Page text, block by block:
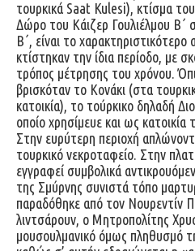
τουρκικά Saat Kulesi), κτίσμα
Δώρο του Κάιζερ Γουλιέλμου Β΄
Β΄, είναι το
κτίστηκαν την ίδια περίοδο, με
τρόπος μέτρησης του χρόνου.
βρισκόταν το Κονάκι (στα
κατοικία), το τούρκικο δηλαδή
οποίο χρησίμευε και ως
Στην ευρύτερη περιοχή
τουρκικό νεκροταφείο. Στην
εγγραφεί συμβολικά
της Σμύρνης συνιστά τόπο
παραδόθηκε από τον Νουρεντίν
λιντσάρουν, ο Μητροπολίτης
μουσουλμανικό όμως πληθυσμό